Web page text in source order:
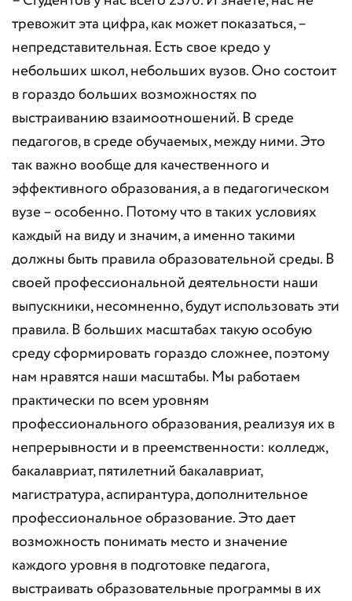
тревожит эта цифра, как может показаться, –
непредставительная. Есть свое кредо у
небольших школ, небольших вузов. Оно состоит
в гораздо больших возможностях по
выстраиванию взаимоотношений. В среде
педагогов, в среде обучаемых, между ними. Это
так важно вообще для качественного и
эффективного образования, а в педагогическом
вузе – особенно. Потому что в таких условиях
каждый на виду и значим, а именно такими
должны быть правила образовательной среды. В
своей профессиональной деятельности наши
выпускники, несомненно, будут использовать эти
правила. В больших масштабах такую особую
среду сформировать гораздо сложнее, поэтому
нам нравятся наши масштабы. Мы работаем
практически по всем уровням
профессионального образования, реализуя их в
непрерывности и в преемственности: колледж,
бакалавриат, пятилетний бакалавриат,
магистратура, аспирантура, дополнительное
профессиональное образование. Это дает
возможность понимать место и значение
каждого уровня в подготовке педагога,
выстраивать образовательные программы в их